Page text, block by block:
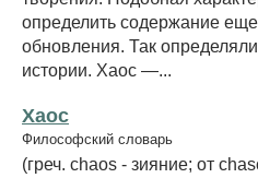
определить содержание
обновления. Так
истории. Хаос —...
Хаос
Философский словарь
(греч. chaos - зияние; от